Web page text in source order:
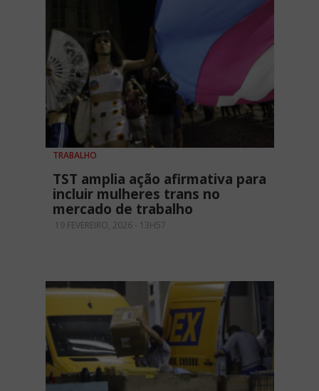
TRABALHO
TST amplia ação afirmativa para
incluir mulheres trans no
mercado de trabalho
19 FEVEREIRO, 2026 - 13H57